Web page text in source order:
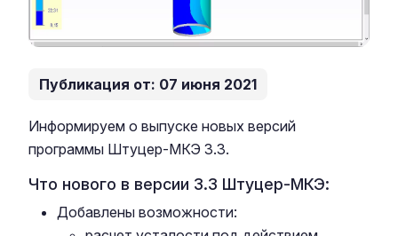
Публикация от: 07 июня 2021
Информируем о выпуске новых версий
программы Штуцер-МКЭ 3.3.
Что нового в версии 3.3 Штуцер-МКЭ:
Добавлены возможности: